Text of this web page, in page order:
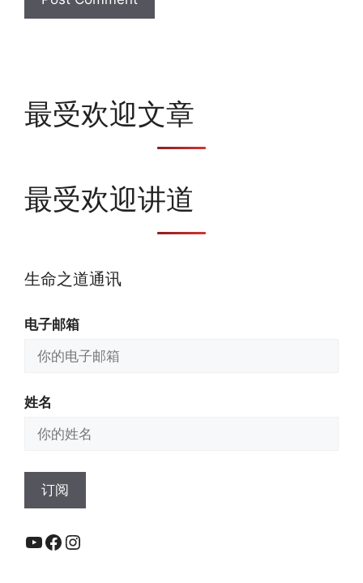
最受欢迎文章
最受欢迎讲道
生命之道通讯
电子邮箱
姓名
YouTube
Facebook
Instagram